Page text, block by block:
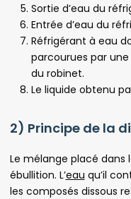
Sortie d’eau du
Entrée d’eau du
Réfrigérant à eau
parcourues par
du robinet.
Le liquide obtenu
2) Principe de la
Le mélange placé dans
ébullition. L’eau qu’il
les composés dissous